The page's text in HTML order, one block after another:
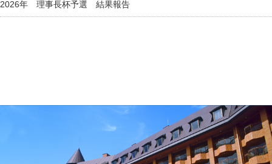
2026年 理事長杯予選 結果報告